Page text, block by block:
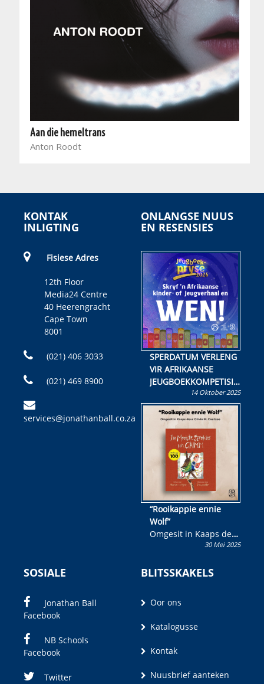
Aan die hemeltrans
Anton Roodt
KONTAK
INLIGTING
Fisiese Adres
12th Floor
Media24 Centre
40 Heerengracht
Cape Town
8001
(021) 406 3033
(021) 469 8900
services@jonathanball.co.za
ONLANGSE NUUS
EN RESENSIES
SPERDATUM VERLENG
VIR AFRIKAANSE
JEUGBOEKKOMPETISIE
Skryf ’n jeugboek of
kinderboek en staan ’n
kans om R50 000 te
wen!
14 Oktober 2025
“Rooikappie ennie
Wolf”
Omgesit in Kaaps deur
Olivia M. Coetzee30 Mei 2025
SOSIALE
Jonathan Ball
Facebook
NB Schools
Facebook
Twitter
BLITSSKAKELS
Oor ons
Katalogusse
Kontak
Nuusbrief aanteken